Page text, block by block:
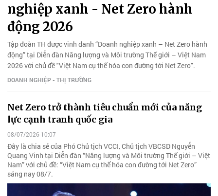
nghiệp xanh - Net Zero hành
động 2026
Tập đoàn TH được vinh danh “Doanh nghiệp xanh – Net Zero hành
động” tại Diễn đàn Năng lượng và Môi trường Thế giới – Việt Nam
2026 với chủ đề "Việt Nam cụ thể hóa con đường tới Net Zero".
DOANH NGHIỆP - THỊ TRƯỜNG
Net Zero trở thành tiêu chuẩn mới của năng
lực cạnh tranh quốc gia
08/07/2026 10:07
Đây là chia sẻ của Phó Chủ tịch VCCI, Chủ tịch VBCSD Nguyễn
Quang Vinh tại Diễn đàn “Năng lượng và Môi trường Thế giới – Việt
Nam” với chủ đề: “Việt Nam cụ thể hóa con đường tới Net Zero”
sáng nay 08/7.